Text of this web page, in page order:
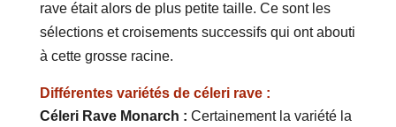
rave était alors de plus petite taille. Ce sont les
sélections et croisements successifs qui ont abouti
à cette grosse racine.
Différentes variétés de céleri rave :
Céleri Rave Monarch : Certainement la variété la